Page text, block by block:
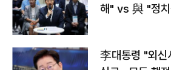
해" vs 與 "정치
李대통령 "외신